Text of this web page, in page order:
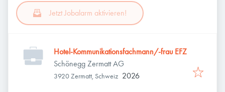
Jetzt Jobalarm aktivieren!
Hotel-Kommunikationsfachmann/-frau EFZ
Schönegg Zermatt AG
3920 Zermatt, Schweiz 2026